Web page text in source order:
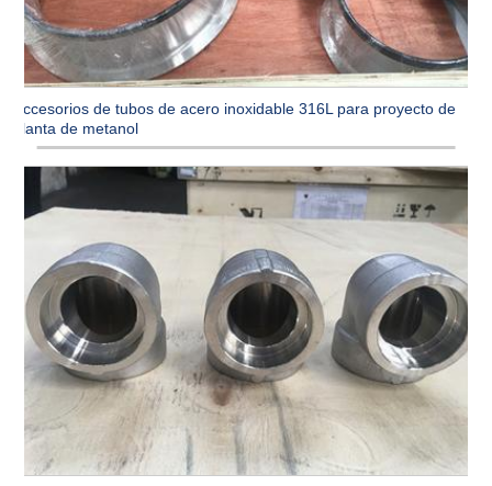
Accesorios de tubos de acero inoxidable 316L para proyecto de
planta de metanol